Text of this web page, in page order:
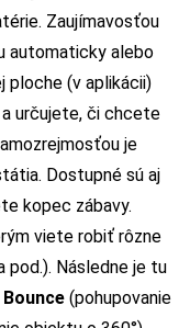
Zaujímavosťou
automaticky alebo
ploche (v aplikácii)
určujete, či chcete
je
Dostupné sú aj
kopec zábavy.
viete robiť rôzne
Následne je tu
Bounce (pohupovanie